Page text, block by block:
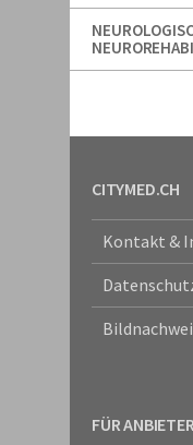
CITYMED.CH
Kontakt &
FÜR ANBIETER